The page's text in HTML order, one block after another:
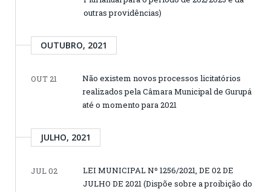
outras providências)
OUTUBRO, 2021
OUT 21
Não existem novos processos licitatórios
realizados pela Câmara Municipal de Gurupá
até o momento para 2021
JULHO, 2021
JUL 02
LEI MUNICIPAL Nº 1256/2021, DE 02 DE
JULHO DE 2021 (Dispõe sobre a proibição do